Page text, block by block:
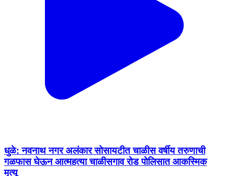
धुळे: नवनाथ नगर अलंकार सोसायटीत चाळीस वर्षीय तरुणाची
गळफास घेऊन आत्महत्या चाळीसगाव रोड पोलिसात आकस्मिक
मृत्यू